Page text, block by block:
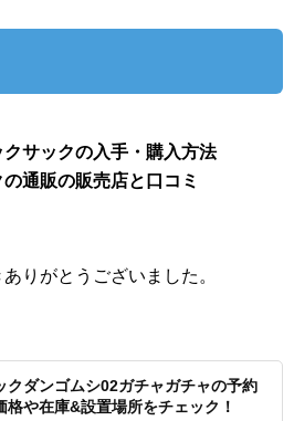
サックの入手・購入方法
通販の販売店と口コミ
りがとうございました。
クダンゴムシ02ガチャガチャの予約
格や在庫&設置場所をチェック！